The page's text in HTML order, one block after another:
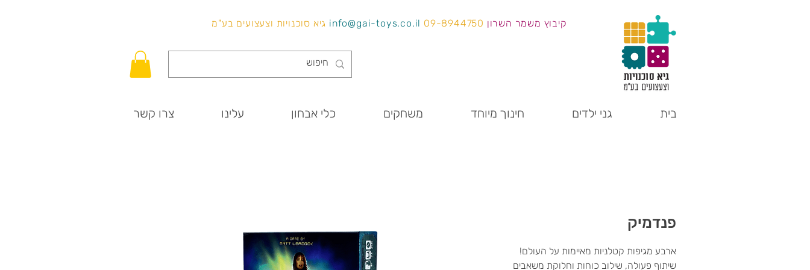
קיבוץ משמר השרון 09-8944750
info@gai-toys.co.il גיא סוכנויות וצעצועים בע"מ
בית גני ילדים חינוך מיוחד משחקים כלי אבחון עלינו צרו קשר
פנדמיק
ארבע מגיפות קטלניות מאיימות על העולם!
שיתוף פעולה, שילוב כוחות וחלוקת משאבים